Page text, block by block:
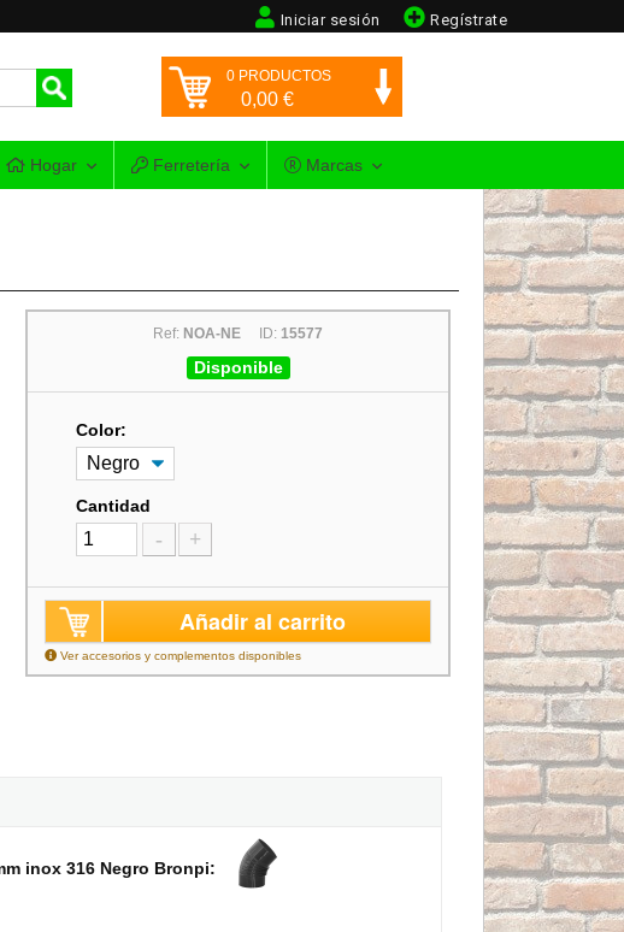
Regístrate
Iniciar sesión
0 PRODUCTOS
0,00 €
Hogar Ferretería Marcas
Ref: NOA-NE ID:15577
Disponible
Color:
Cantidad
- +
Añadir al carrito
Ver accesorios y complementos disponibles
inox 316 Negro Bronpi: